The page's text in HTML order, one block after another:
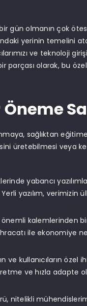
gün olmanın çok
yerinin temelini
ve teknoloji
olarak, bu özel
sağlıktan
üretebilmesi veya
yabancı
Yerli yazılım, verimizin
önemli kalemlerinden
ile ekonomiye
ve kullanıcıların özel
ve hızla adapte
nitelikli